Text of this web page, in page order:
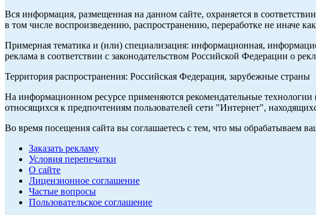
Вся информация, размещенная на данном сайте, охраняется в
в том числе воспроизведению, распространению, переработке не иначе
Примерная тематика и (или) специализация: информационная,
реклама в соответствии с законодательством Российской Федерации о
Территория распространения: Российская Федерация, зарубежные страны
На информационном ресурсе применяются рекомендательные
относящихся к предпочтениям пользователей сети "Интернет",
Во время посещения сайта вы соглашаетесь с тем, что мы обрабатываем
Заказать рекламу
Условия перепечатки
О сайте
Лицензионное соглашение
Частые вопросы
Пользовательское соглашение